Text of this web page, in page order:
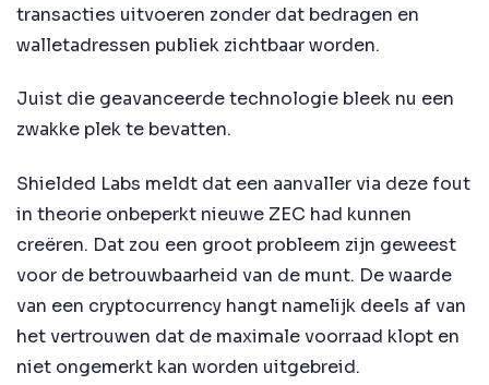
transacties uitvoeren zonder dat bedragen en
walletadressen publiek zichtbaar worden.
Juist die geavanceerde technologie bleek nu een
zwakke plek te bevatten.
Shielded Labs meldt dat een aanvaller via deze fout
in theorie onbeperkt nieuwe ZEC had kunnen
creëren. Dat zou een groot probleem zijn geweest
voor de betrouwbaarheid van de munt. De waarde
van een cryptocurrency hangt namelijk deels af van
het vertrouwen dat de maximale voorraad klopt en
niet ongemerkt kan worden uitgebreid.